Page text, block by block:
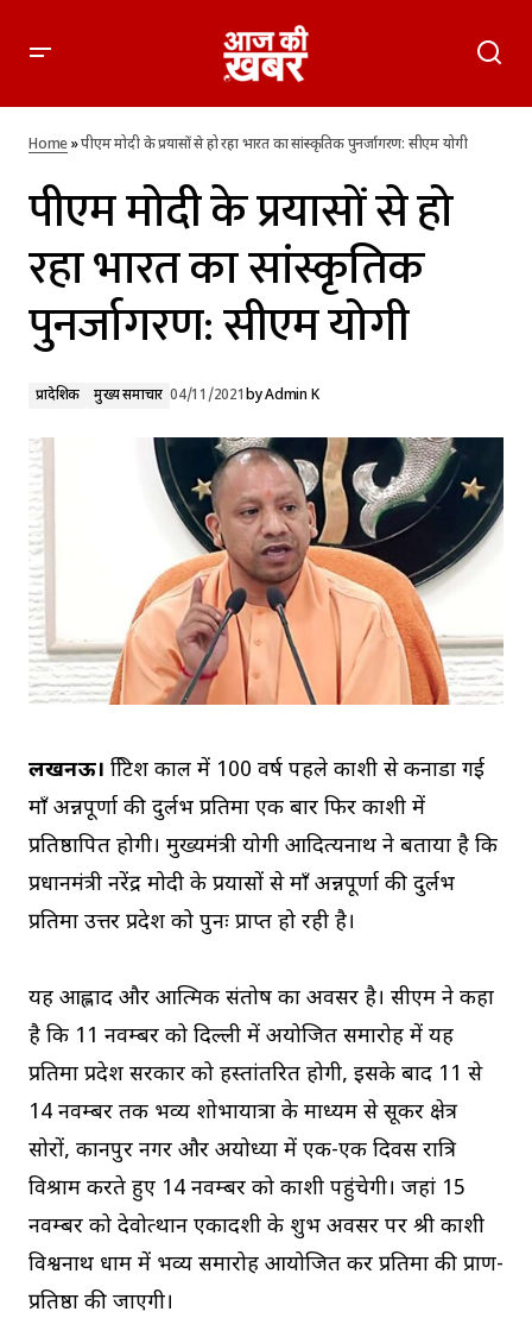
योगी
Home»पीएम मोदी के प्रयासों से हो रहा भारत का सांस्कृतिक पुनर्जागरण: सीएम योगी
पीएम मोदी के प्रयासों से हो
रहा भारत का सांस्कृतिक
पुनर्जागरण: सीएम योगी
प्रादेशिक मुख्य समाचार 04/11/2021byAdmin K
लखनऊ। ब्रिटिश काल में 100 वर्ष पहले काशी से कनाडा गई
माँ अन्नपूर्णा की दुर्लभ प्रतिमा एक बार फिर काशी में
प्रतिष्ठापित होगी। मुख्यमंत्री योगी आदित्यनाथ ने बताया है कि
प्रधानमंत्री नरेंद्र मोदी के प्रयासों से माँ अन्नपूर्णा की दुर्लभ
प्रतिमा उत्तर प्रदेश को पुनः प्राप्त हो रही है।
यह आह्लाद और आत्मिक संतोष का अवसर है। सीएम ने कहा
है कि 11 नवम्बर को दिल्ली में अयोजित समारोह में यह
प्रतिमा प्रदेश सरकार को हस्तांतरित होगी, इसके बाद 11 से
14 नवम्बर तक भव्य शोभायात्रा के माध्यम से सूकर क्षेत्र
सोरों, कानपुर नगर और अयोध्या में एक-एक दिवस रात्रि
विश्राम करते हुए 14 नवम्बर को काशी पहुंचेगी। जहां 15
नवम्बर को देवोत्थान एकादशी के शुभ अवसर पर श्री काशी
विश्वनाथ धाम में भव्य समारोह आयोजित कर प्रतिमा की प्राण-
प्रतिष्ठा की जाएगी।